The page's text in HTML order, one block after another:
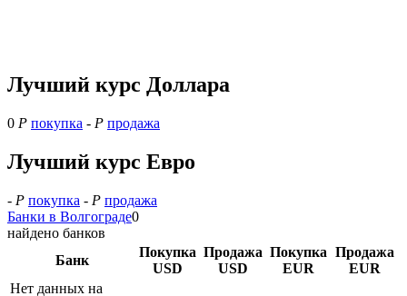
Лучший курс Доллара
0 Р покупка - Р продажа
Лучший курс Евро
- Р покупка - Р продажа
Банки в Волгограде0
найдено банков
Банк
Покупка
USD
Продажа
USD
Покупка
EUR
Продажа
EUR
Нет данных на